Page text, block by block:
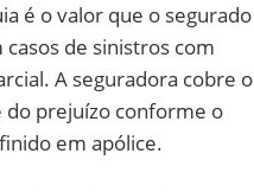
é o valor que o segurado
casos de sinistros com
A seguradora cobre o
do prejuízo conforme o
em apólice.